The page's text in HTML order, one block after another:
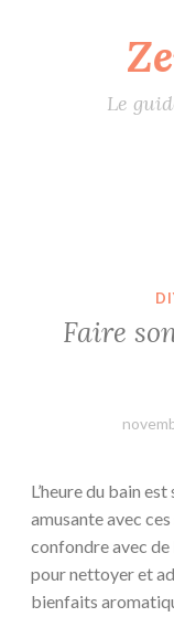
Le
Faire
L’heure du bain
amusante avec
confondre avec
pour nettoyer et
bienfaits